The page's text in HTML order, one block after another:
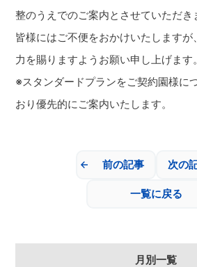
整のうえでのご案内とさせていただき
皆様にはご不便をおかけいたしますが
力を賜りますようお願い申し上げます。
※スタンダードプランをご契約園様に
おり優先的にご案内いたします。
前の記事
一覧に戻る
次の
月別一覧